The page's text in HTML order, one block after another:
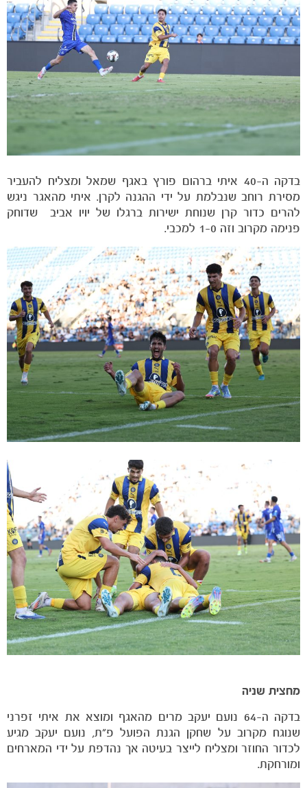
משחקים
ותוצאות
בדקה ה-40 איתי ברהום פורץ באגף שמאל ומצליח להעביר
מסירת רוחב שנבלמת על ידי ההגנה לקרן. איתי מהאגר ניגש
להרים כדור קרן שנוחת ישירות ברגלו של יויו אביב שדוחק
פנימה מקרוב וזה 1-0 למכבי.
מחצית שניה
בדקה ה-64 נועם יעקב מרים מהאגף ומוצא את איתי זפרני
שנוגח מקרוב על שחקן הגנת הפועל פ״ת, נועם יעקב מגיע
לכדור החוזר ומצליח לייצר בעיטה אך נהדפת על ידי המארחים
ומורחקת.